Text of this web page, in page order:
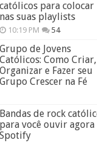
católicos para colocar
nas suas playlists
10:19 PM 54
Grupo de Jovens
Católicos: Como Criar,
Organizar e Fazer seu
Grupo Crescer na Fé
Bandas de rock
para você ouvir agora
Spotify